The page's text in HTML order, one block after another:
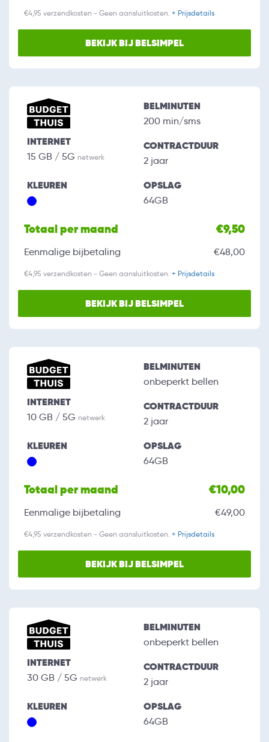
€4,95 verzendkosten - Geen aansluitkosten. + Prijsdetails
BEKIJK BIJ BELSIMPEL
INTERNET
15 GB / 5G netwerk
BELMINUTEN
200 min/sms
CONTRACTDUUR
2 jaar
KLEUREN OPSLAG
64GB
Totaal per maand €9,50
Eenmalige bijbetaling €48,00
€4,95 verzendkosten - Geen aansluitkosten. + Prijsdetails
BEKIJK BIJ BELSIMPEL
INTERNET
10 GB / 5G netwerk
BELMINUTEN
onbeperkt bellen
CONTRACTDUUR
2 jaar
KLEUREN OPSLAG
64GB
Totaal per maand €10,00
Eenmalige bijbetaling €49,00
€4,95 verzendkosten - Geen aansluitkosten. + Prijsdetails
BEKIJK BIJ BELSIMPEL
INTERNET
30 GB / 5G netwerk
BELMINUTEN
onbeperkt bellen
CONTRACTDUUR
2 jaar
KLEUREN OPSLAG
64GB